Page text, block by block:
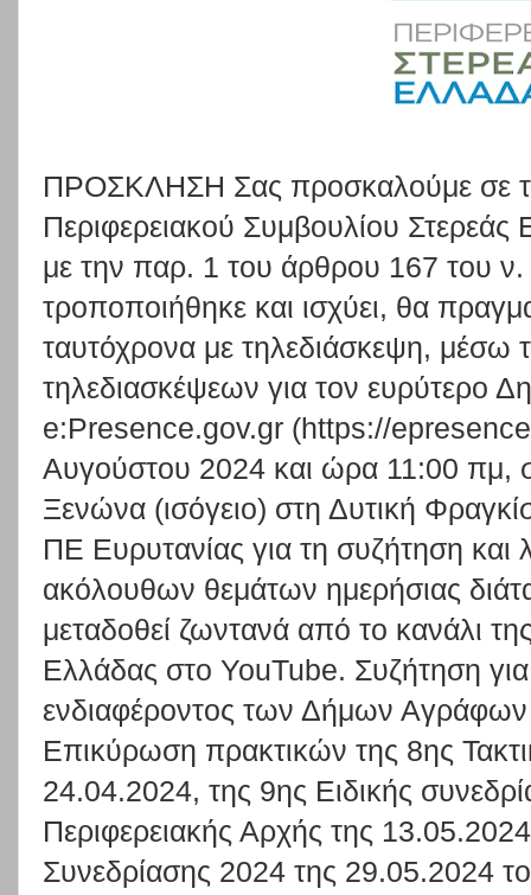
ΠΡΟΣΚΛΗΣΗ Σας προσκαλούμε σε
Περιφερειακού Συμβουλίου
με την παρ. 1 του άρθρου 167 του
τροποποιήθηκε και ισχύει, θα
ταυτόχρονα με τηλεδιάσκεψη, μέσω
τηλεδιασκέψεων για τον ευρύτερο
e:Presence.gov.gr (https://
Αυγούστου 2024 και ώρα 11:00 πμ,
Ξενώνα (ισόγειο) στη Δυτική
ΠΕ Ευρυτανίας για τη συζήτηση
ακόλουθων θεμάτων ημερήσιας
μεταδοθεί ζωντανά από το κανάλι
Ελλάδας στο YouTube. Συζήτηση για
ενδιαφέροντος των Δήμων
Επικύρωση πρακτικών της 8ης
24.04.2024, της 9ης Ειδικής
Περιφερειακής Αρχής της
Συνεδρίασης 2024 της 29.05.2024